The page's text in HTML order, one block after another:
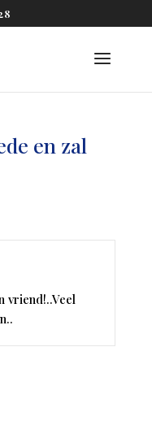
en zal
vriend!..Veel